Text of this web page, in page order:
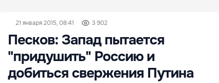
21 января 2015, 08:41 3 902
Песков: Запад пытается
"придушить" Россию и
добиться свержения Путина